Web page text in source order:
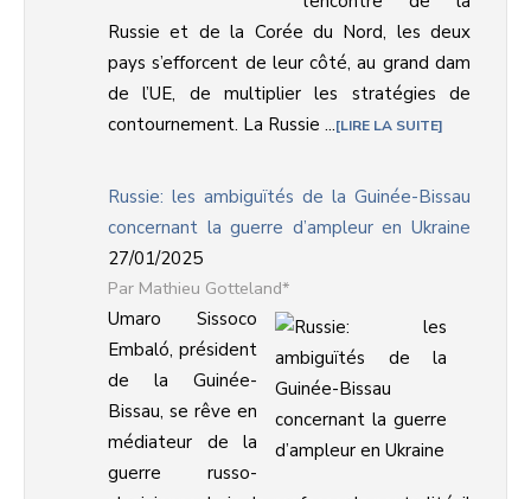
Russie et de la Corée du Nord, les deux
pays s’efforcent de leur côté, au grand dam
de l’UE, de multiplier les stratégies de
contournement. La Russie ... LIRE LA SUITE
Russie: les ambiguïtés de la Guinée-Bissau
concernant la guerre d’ampleur en Ukraine
27/01/2025
Mathieu Gotteland*
Umaro Sissoco
Embaló, président
de la Guinée-
Bissau, se rêve en
médiateur de la
guerre russo-